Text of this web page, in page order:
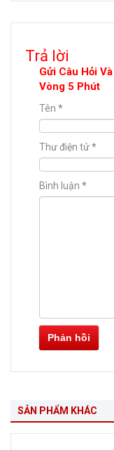
Trả lời
Gửi Câu Hỏi
Vòng 5 Phút
Tên *
Thư điện tử*
Bình luận *
Phản hồi
SẢN PHẨM KHÁC